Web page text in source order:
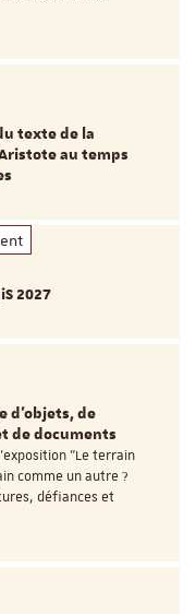
texte de la
au temps
2027
d'objets, de
de documents
"Le terrain
comme un autre ?
défiances et